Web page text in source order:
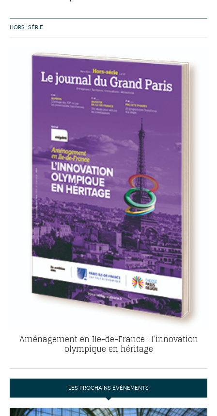
HORS-SÉRIE
Aménagement en Ile-de-France : l’innovation
olympique en héritage
LES PROCHAINS ÉVÉNEMENTS